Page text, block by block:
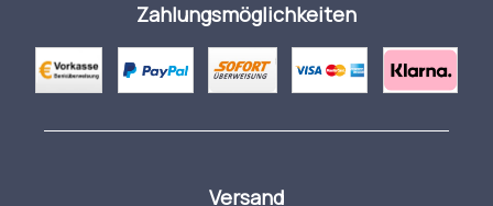
Zahlungsmöglichkeiten
Versand